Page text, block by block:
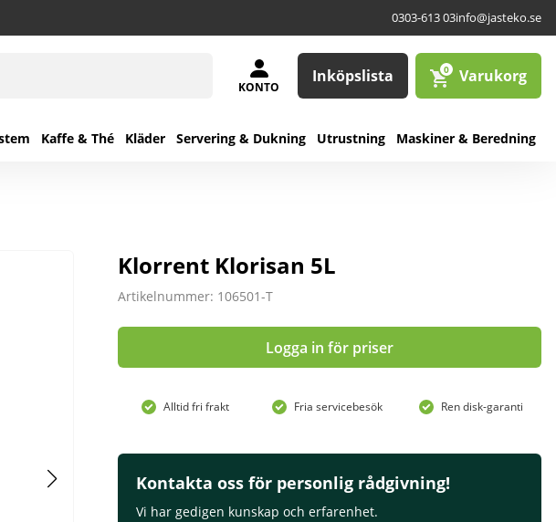
0303-613 03info@jasteko.se
KONTO
Inköpslista 0 Varukorg
Kaffe & Thé Kläder Servering & Dukning Utrustning Maskiner & Beredning
Klorrent Klorisan 5L
Artikelnummer: 106501-T
Logga in för priser
Alltid fri frakt Fria servicebesök Ren disk-garanti
Kontakta oss för personlig rådgivning!
Vi har gedigen kunskap och erfarenhet.